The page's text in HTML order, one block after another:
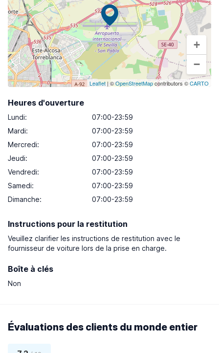
+
−
Leaflet | ©OpenStreetMapcontributors ©CARTO
Heures d'ouverture
Lundi:
07:00-23:59
Mardi:
07:00-23:59
Mercredi:
07:00-23:59
Jeudi:
07:00-23:59
Vendredi:
07:00-23:59
Samedi:
07:00-23:59
Dimanche: 07:00-23:59
Instructions pour la restitution
Veuillez clarifier les instructions de restitution avec le
fournisseur de voiture lors de la prise en charge.
Boîte à clés
Non
Évaluations des clients du monde entier